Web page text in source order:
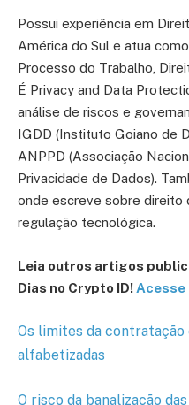
Possui experiência em
América do Sul e atua
Processo do Trabalho,
É Privacy and Data
análise de riscos e
IGDD (Instituto Goiano de
ANPPD (Associação
Privacidade de Dados).
onde escreve sobre direito
regulação tecnológica.
Leia outros artigos
Dias no Crypto ID! Acesse
Os limites da
alfabetizadas
O risco da banalização